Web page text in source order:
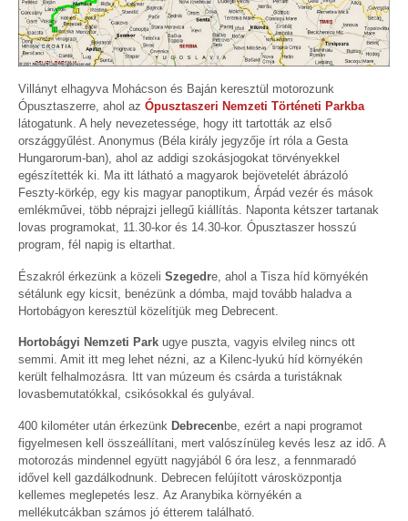
Villányt elhagyva Mohácson és Baján keresztül motorozunk
Ópusztaszerre, ahol az Ópusztaszeri Nemzeti Történeti Parkba
látogatunk. A hely nevezetessége, hogy itt tartották az első
országgyűlést. Anonymus (Béla király jegyzője írt róla a Gesta
Hungarorum-ban), ahol az addigi szokásjogokat törvényekkel
egészítették ki. Ma itt látható a magyarok bejövetelét ábrázoló
Feszty-körkép, egy kis magyar panoptikum, Árpád vezér és mások
emlékművei, több néprajzi jellegű kiállítás. Naponta kétszer tartanak
lovas programokat, 11.30-kor és 14.30-kor. Ópusztaszer hosszú
program, fél napig is eltarthat.
Északról érkezünk a közeli Szegedre, ahol a Tisza híd környékén
sétálunk egy kicsit, benézünk a dómba, majd tovább haladva a
Hortobágyon keresztül közelítjük meg Debrecent.
Hortobágyi Nemzeti Park ugye puszta, vagyis elvileg nincs ott
semmi. Amit itt meg lehet nézni, az a Kilenc-lyukú híd környékén
került felhalmozásra. Itt van múzeum és csárda a turistáknak
lovasbemutatókkal, csikósokkal és gulyával.
400 kilométer után érkezünk Debrecenbe, ezért a napi programot
figyelmesen kell összeállítani, mert valószínüleg kevés lesz az idő. A
motorozás mindennel együtt nagyjából 6 óra lesz, a fennmaradó
idővel kell gazdálkodnunk. Debrecen felújított városközpontja
kellemes meglepetés lesz. Az Aranybika környékén a
mellékutcákban számos jó étterem található.